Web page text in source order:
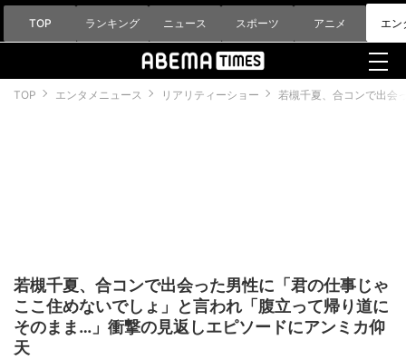
TOP ランキング ニュース スポーツ アニメ エン
TOP エンタメニュース リアリティーショー 若槻千夏、合コンで出会
若槻千夏、合コンで出会った男性に「君の仕事じゃ
ここ住めないでしょ」と言われ「腹立って帰り道に
そのまま…」衝撃の見返しエピソードにアンミカ仰
天